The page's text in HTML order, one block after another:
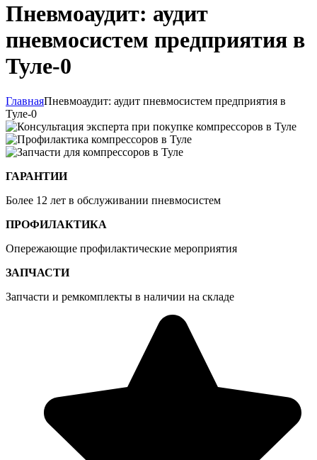
Пневмоаудит: аудит
пневмосистем предприятия в
Туле-0
ГлавнаяПневмоаудит: аудит пневмосистем предприятия в
Туле-0
ГАРАНТИИ
Более 12 лет в обслуживании пневмосистем
ПРОФИЛАКТИКА
Опережающие профилактические мероприятия
ЗАПЧАСТИ
Запчасти и ремкомплекты в наличии на складе